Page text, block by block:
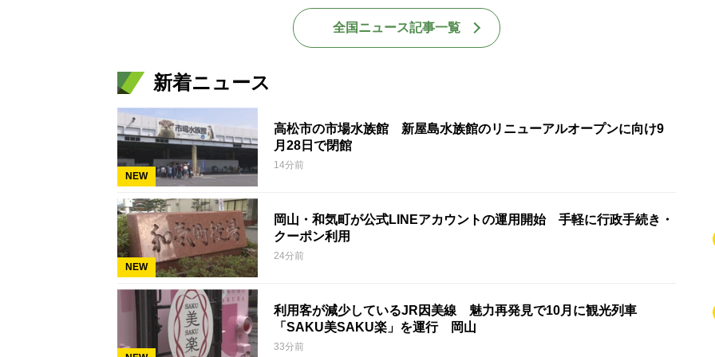
全国ニュース記事一覧
新着ニュース
NEW
高松市の市場水族館 新屋島水族館のリニューアルオープンに向け9
月28日で閉館
14分前
NEW
岡山・和気町が公式LINEアカウントの運用開始 手軽に行政手続き・
クーポン利用
24分前
利用客が減少しているJR因美線 魅力再発見で10月に観光列車
「SAKU美SAKU楽」を運行 岡山
33分前